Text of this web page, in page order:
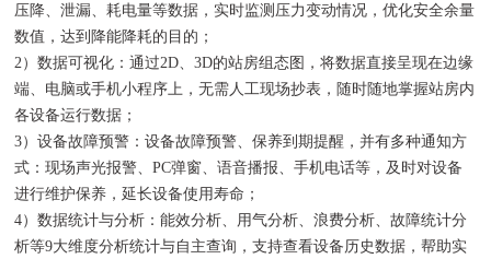
压降、泄漏、耗电量等数据，实时监测压力变动情况，优化安全余量
数值，达到降能降耗的目的；
2）数据可视化：通过2D、3D的站房组态图，将数据直接呈现在边缘
端、电脑或手机小程序上，无需人工现场抄表，随时随地掌握站房内
各设备运行数据；
3）设备故障预警：设备故障预警、保养到期提醒，并有多种通知方
式：现场声光报警、PC弹窗、语音播报、手机电话等，及时对设备
进行维护保养，延长设备使用寿命；
4）数据统计与分析：能效分析、用气分析、浪费分析、故障统计分
析等9大维度分析统计与自主查询，支持查看设备历史数据，帮助实